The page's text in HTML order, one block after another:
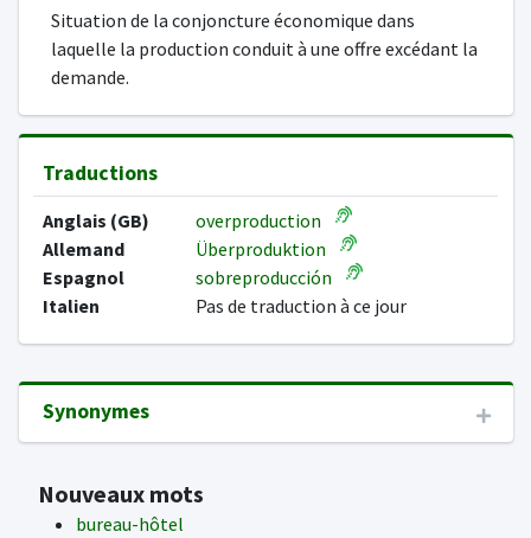
Situation de la conjoncture économique dans
laquelle la production conduit à une offre excédant la
demande.
Traductions
Anglais (GB)
overproduction
Allemand
Überproduktion
Espagnol
sobreproducción
Italien
Pas de traduction à ce jour
Synonymes
Nouveaux mots
bureau-hôtel